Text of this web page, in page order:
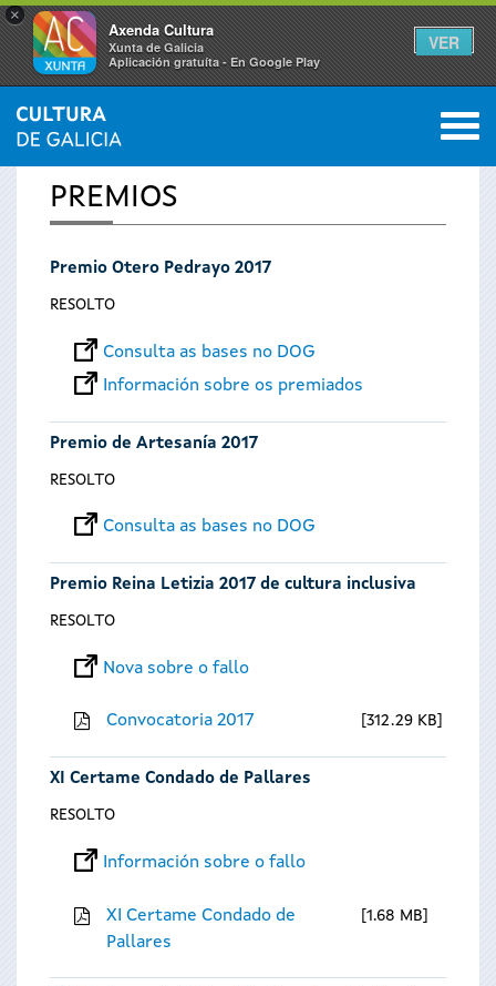
×
Axenda Cultura
Xunta de Galicia
Aplicación gratuíta - En Google Play
VER
Vostede
está
aquí
INICIO 0
PREMIOS
Premio Otero Pedrayo 2017
RESOLTO
Consulta as bases no DOG
Información sobre os premiados
Premio de Artesanía 2017
RESOLTO
Consulta as bases no DOG
Premio Reina Letizia 2017 de cultura inclusiva
RESOLTO
Nova sobre o fallo
Convocatoria 2017 312.29 KB
XI Certame Condado de Pallares
RESOLTO
Información sobre o fallo
XI Certame Condado de
Pallares
1.68 MB